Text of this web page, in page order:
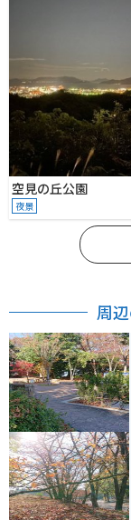
空見の丘公園
夜景
周